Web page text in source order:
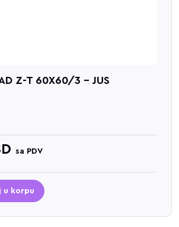
Z-T 60X60/3 - JUS
sa PDV
u korpu